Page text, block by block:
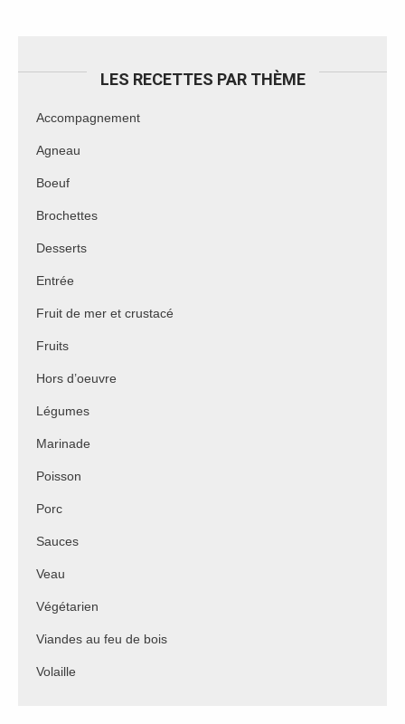
LES RECETTES PAR THÈME
Accompagnement
Agneau
Boeuf
Brochettes
Desserts
Entrée
Fruit de mer et crustacé
Fruits
Hors d’oeuvre
Légumes
Marinade
Poisson
Porc
Sauces
Veau
Végétarien
Viandes au feu de bois
Volaille